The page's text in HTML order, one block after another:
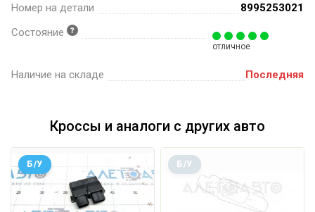
Номер на детали
8995253021
Состояние
отличное
Наличие на складе Последняя
Кроссы и аналоги с других авто
Б/У Б/У